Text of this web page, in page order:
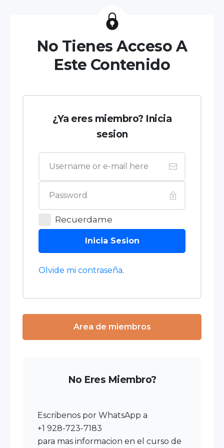
No Tienes Acceso A
Este Contenido
¿Ya eres miembro? Inicia
sesion
Recuerdame
Inicia Sesion
Olvide mi contraseña.
Area de miembros
No Eres Miembro?
Escribenos por WhatsApp a
+1 928-723-7183
para mas informacion en el curso de